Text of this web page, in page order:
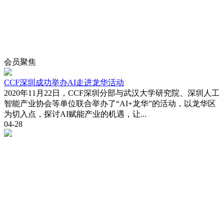
会员聚焦
CCF深圳成功举办AI走进龙华活动
2020年11月22日，CCF深圳分部与武汉大学研究院、深圳人工
智能产业协会等单位联合举办了“AI+龙华”的活动，以龙华区
为切入点，探讨AI赋能产业的机遇，让...
04-28